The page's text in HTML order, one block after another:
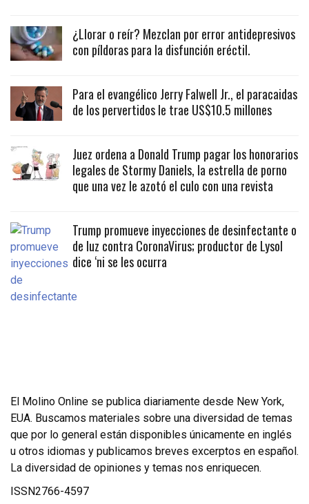
¿Llorar o reír? Mezclan por error antidepresivos
con píldoras para la disfunción eréctil.
Para el evangélico Jerry Falwell Jr., el paracaidas
de los pervertidos le trae US$10.5 millones
Juez ordena a Donald Trump pagar los honorarios
legales de Stormy Daniels, la estrella de porno
que una vez le azotó el culo con una revista
Trump promueve inyecciones de desinfectante o
de luz contra CoronaVirus; productor de Lysol
dice ‘ni se les ocurra
El Molino Online se publica diariamente desde New York,
EUA. Buscamos materiales sobre una diversidad de temas
que por lo general están disponibles únicamente en inglés
u otros idiomas y publicamos breves excerptos en español.
La diversidad de opiniones y temas nos enriquecen.
ISSN2766-4597